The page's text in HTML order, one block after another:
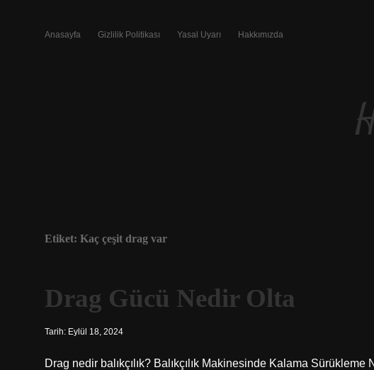
Anasayfa Gizlilik Politikası Yasal Uyarı Hakkımızda
Etiket: Kaç çeşit drag var
Drag Gücü Nedir Olta
Tarih: Eylül 18, 2024
Drag nedir balıkçılık? Balıkçılık Makinesinde Kalama